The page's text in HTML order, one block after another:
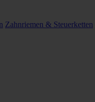
Zahnriemen & Steuerketten